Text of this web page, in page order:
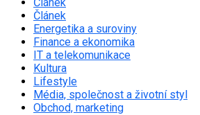
Článek
Energetika a suroviny
Finance a ekonomika
IT a telekomunikace
Kultura
Lifestyle
Média, společnost a životní styl
Obchod, marketing